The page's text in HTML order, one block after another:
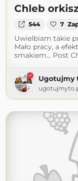
Chleb
544 7
Uwielbiam takie
Mało pracy, a
smakiem... Post
Ugotujmy